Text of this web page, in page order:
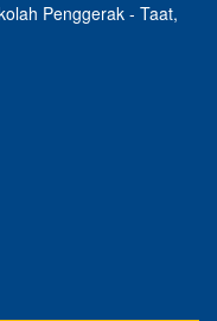
Penggerak - Taat,